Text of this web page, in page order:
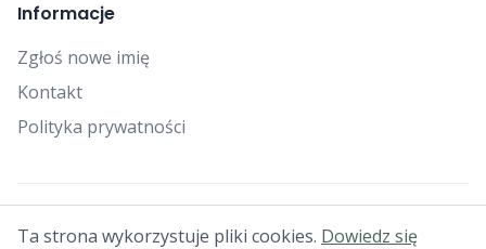
Informacje
Zgłoś nowe imię
Kontakt
Polityka prywatności
© 2025 Falcon Bytes. Wszelkie prawa zastrzeżone.
Ta strona wykorzystuje pliki cookies. Dowiedz się